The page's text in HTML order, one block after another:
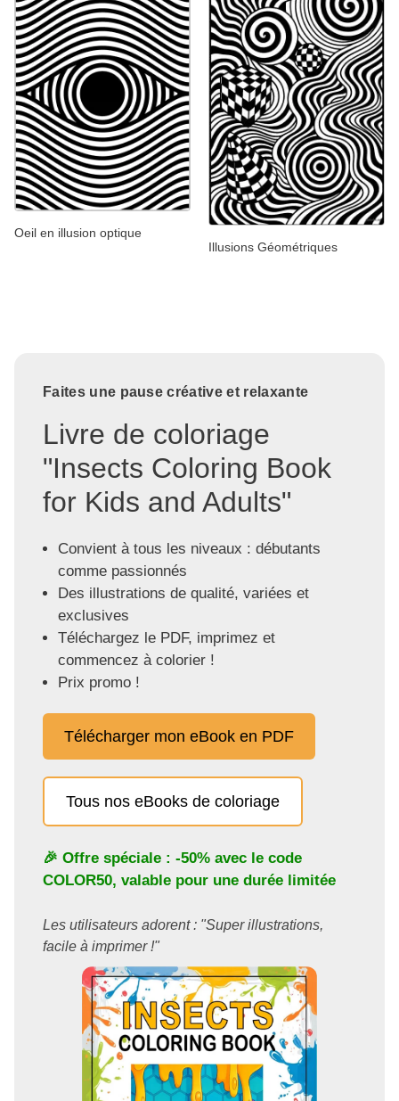
Oeil en illusion optique
Illusions Géométriques
Faites une pause créative et relaxante
Livre de coloriage
"Insects Coloring Book
for Kids and Adults"
Convient à tous les niveaux : débutants
comme passionnés
Des illustrations de qualité, variées et
exclusives
Téléchargez le PDF, imprimez et
commencez à colorier !
Prix promo !
Télécharger mon eBook en PDF
Tous nos eBooks de coloriage
🎉 Offre spéciale : -50% avec le code
COLOR50, valable pour une durée limitée
Les utilisateurs adorent : "Super illustrations,
facile à imprimer !"